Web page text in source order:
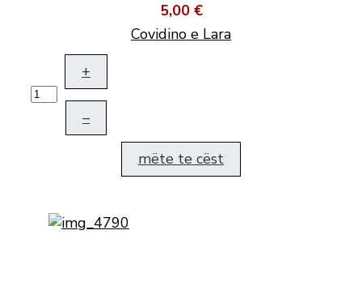
5,00 €
Covidino e Lara
+
–
mëte te cëst